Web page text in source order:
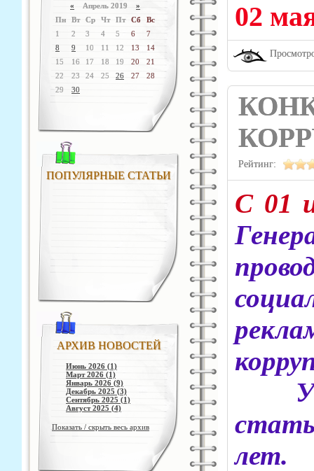
« Апрель 2019 »
Пн
Вт Ср Чт Пт Сб
Вс
1
2 3 4 5 6
7
8
9 10 11 12 13
14
15
16 17 18 19 20
21
22
23 24 25 26 27
28
29
30
ПОПУЛЯРНЫЕ СТАТЬИ
АРХИВ НОВОСТЕЙ
Июнь 2026 (1)
Март 2026 (1)
Январь 2026 (9)
Декабрь 2025 (3)
Сентябрь 2025 (1)
Август 2025 (4)
Показать / скрыть весь архив
02
Рейтинг:
С 01
лет.